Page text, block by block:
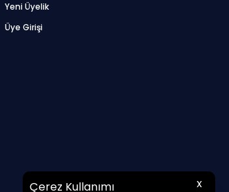
Çerez Kullanımı x
Yeni Üyelik
Üye Girişi